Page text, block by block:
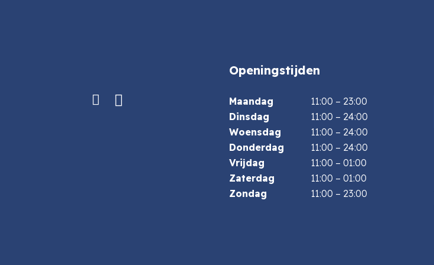
Openingstijden
Maandag
11:00 – 23:00
Dinsdag
11:00 – 24:00
Woensdag
11:00 – 24:00
Donderdag
11:00 – 24:00
Vrijdag
11:00 – 01:00
Zaterdag
11:00 – 01:00
Zondag
11:00 – 23:00